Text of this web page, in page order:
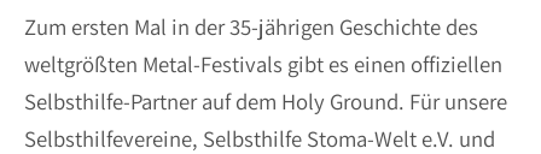
Zum ersten Mal in der 35-jährigen Geschichte des
weltgrößten Metal-Festivals gibt es einen offiziellen
Selbsthilfe-Partner auf dem Holy Ground. Für unsere
Selbsthilfevereine, Selbsthilfe Stoma-Welt e.V. und